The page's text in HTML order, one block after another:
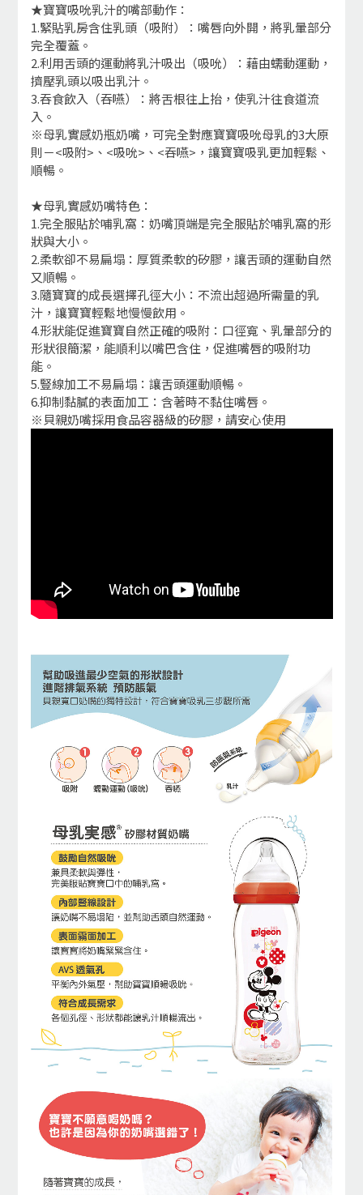
★寶寶吸吮乳汁的嘴部動作：
1.緊貼乳房含住乳頭（吸附）：嘴唇向外開，將乳暈部分
完全覆蓋。
2.利用舌頭的運動將乳汁吸出（吸吮）：藉由蠕動運動，
擠壓乳頭以吸出乳汁。
3.吞食飲入（吞嚥）：將舌根往上抬，使乳汁往食道流
入。
※母乳實感奶瓶奶嘴，可完全對應寶寶吸吮母乳的3大原
則－<吸附>、<吸吮>、<吞嚥>，讓寶寶吸乳更加輕鬆、
順暢。
★母乳實感奶嘴特色：
1.完全服貼於哺乳窩：奶嘴頂端是完全服貼於哺乳窩的形
狀與大小。
2.柔軟卻不易扁塌：厚質柔軟的矽膠，讓舌頭的運動自然
又順暢。
3.隨寶寶的成長選擇孔徑大小：不流出超過所需量的乳
汁，讓寶寶輕鬆地慢慢飲用。
4.形狀能促進寶寶自然正確的吸附：口徑寬、乳暈部分的
形狀很簡潔，能順利以嘴巴含住，促進嘴唇的吸附功
能。
5.豎線加工不易扁塌：讓舌頭運動順暢。
6.抑制黏膩的表面加工：含著時不黏住嘴唇。
※貝親奶嘴採用食品容器級的矽膠，請安心使用